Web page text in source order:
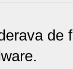
de